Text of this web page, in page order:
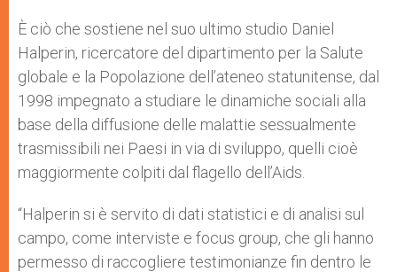
È ciò che sostiene nel suo ultimo studio Daniel
Halperin, ricercatore del dipartimento per la Salute
globale e la Popolazione dell’ateneo statunitense, dal
1998 impegnato a studiare le dinamiche sociali alla
base della diffusione delle malattie sessualmente
trasmissibili nei Paesi in via di sviluppo, quelli cioè
maggiormente colpiti dal flagello dell’Aids.
“Halperin si è servito di dati statistici e di analisi sul
campo, come interviste e focus group, che gli hanno
permesso di raccogliere testimonianze fin dentro le